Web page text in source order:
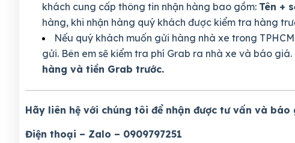
khách cung cấp thông tin nhận hàng bao gồm: Tên +
hàng, khi nhận hàng quý khách được kiểm tra hàng
Nếu quý khách muốn gửi hàng nhà xe trong
gửi. Bên em sẽ kiểm tra phí Grab ra nhà xe và báo giá.
hàng và tiền Grab trước.
Hãy liên hệ với chúng tôi để nhận được tư vấn và báo
Điện thoại – Zalo – 0909797251